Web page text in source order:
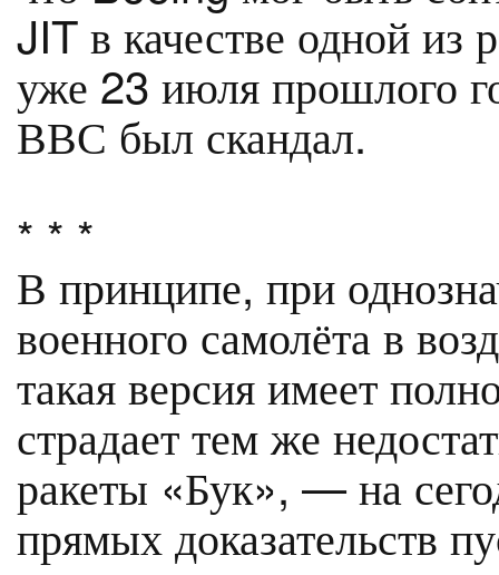
JIT в качестве одной из
уже 23 июля прошлого
ВВС был скандал.
* * *
В принципе, при
военного самолёта в
такая версия имеет
страдает тем же
ракеты «Бук», — на
прямых доказательств